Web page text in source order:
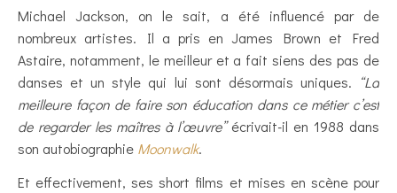
Michael Jackson, on le sait, a été influencé par de
nombreux artistes. Il a pris en James Brown et Fred
Astaire, notamment, le meilleur et a fait siens des pas de
danses et un style qui lui sont désormais uniques. “La
meilleure façon de faire son éducation dans ce métier c’est
de regarder les maîtres à l’œuvre”écrivait-il en 1988 dans
son autobiographie Moonwalk.
Et effectivement, ses short films et mises en scène pour